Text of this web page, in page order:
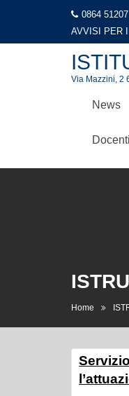
content
0864 51207
AVVISI PER I
Via Mazzini, 2
News
Home